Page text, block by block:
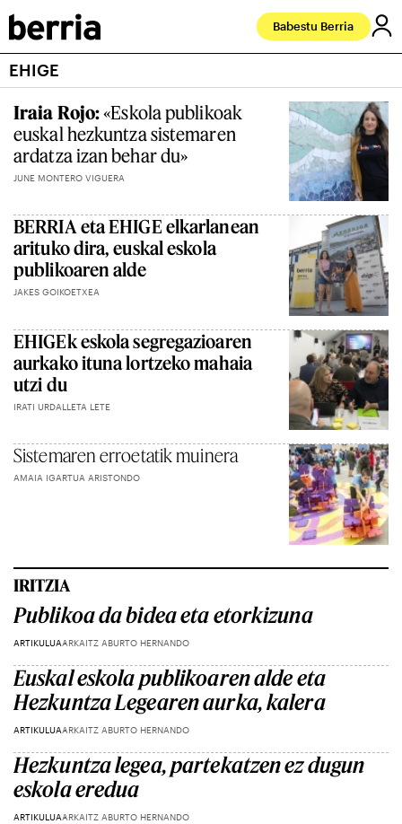
Babestu Berria
EHIGE
Iraia Rojo:«Eskola publikoak
euskal hezkuntza sistemaren
ardatza izan behar du»
JUNE MONTERO VIGUERA
BERRIA eta EHIGE elkarlanean
arituko dira, euskal eskola
publikoaren alde
JAKES GOIKOETXEA
EHIGEk eskola segregazioaren
aurkako ituna lortzeko mahaia
utzi du
IRATI URDALLETA LETE
Sistemaren erroetatik muinera
AMAIA IGARTUA ARISTONDO
IRITZIA
Publikoa da bidea eta etorkizuna
ARTIKULUAARKAITZ ABURTO HERNANDO
Euskal eskola publikoaren alde eta
Hezkuntza Legearen aurka, kalera
ARTIKULUAARKAITZ ABURTO HERNANDO
Hezkuntza legea, partekatzen ez dugun
eskola eredua
ARTIKULUAARKAITZ ABURTO HERNANDO